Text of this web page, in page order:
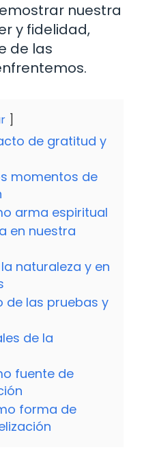
nuestra
y fidelidad,
de las
de gratitud y
momentos de
arma espiritual
en nuestra
naturaleza y en
de las pruebas y
de la
fuente de
forma de